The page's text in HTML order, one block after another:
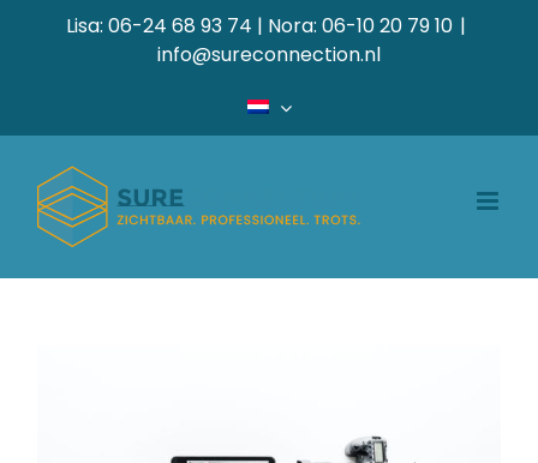
Lisa: 06-24 68 93 74 | Nora: 06-10 20 79 10 |
info@sureconnection.nl
Hoe fotografie je